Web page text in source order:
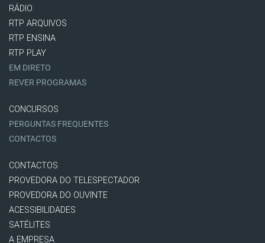
RÁDIO
RTP ARQUIVOS
RTP ENSINA
RTP PLAY
EM DIRETO
REVER PROGRAMAS
CONCURSOS
PERGUNTAS FREQUENTES
CONTACTOS
CONTACTOS
PROVEDORA DO TELESPECTADOR
PROVEDORA DO OUVINTE
ACESSIBILIDADES
SATÉLITES
A EMPRESA